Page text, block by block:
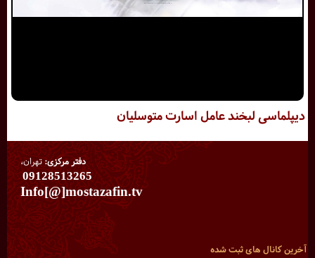
دیپلماسی لبخند عامل اسارت متوسلیان
دفتر مرکزی:تهران،
09128513265
Info[@]mostazafin.tv
آخرین کانال های ثبت شده